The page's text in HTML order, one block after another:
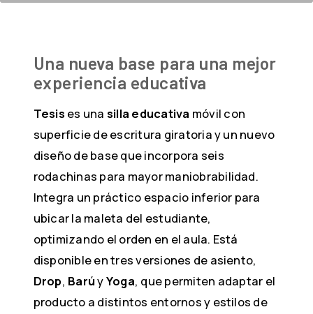
Una nueva base para una mejor
experiencia educativa
Tesis es una silla educativa móvil con
superficie de escritura giratoria y un nuevo
diseño de base que incorpora seis
rodachinas para mayor maniobrabilidad.
Integra un práctico espacio inferior para
ubicar la maleta del estudiante,
optimizando el orden en el aula. Está
disponible en tres versiones de asiento,
Drop, BarúyYoga, que permiten adaptar el
producto a distintos entornos y estilos de